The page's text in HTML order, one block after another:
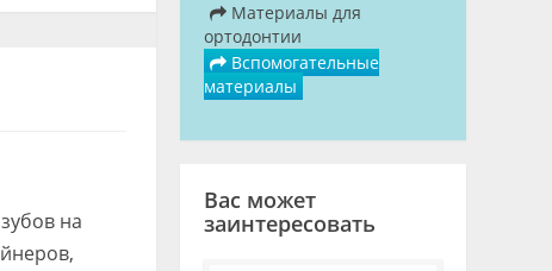
на
Материалы для
ортодонтии
Вспомогательные
материалы
Вас может
заинтересовать